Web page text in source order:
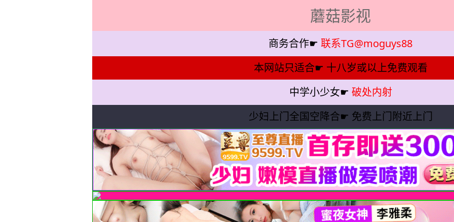
蘑菇影视
商务合作☛ 联系TG@moguys88
本网站只适合☛ 十八岁或以上免费观看
中学小少女☛ 破处内射
少妇上门全国空降合☛ 免费上门附近上门